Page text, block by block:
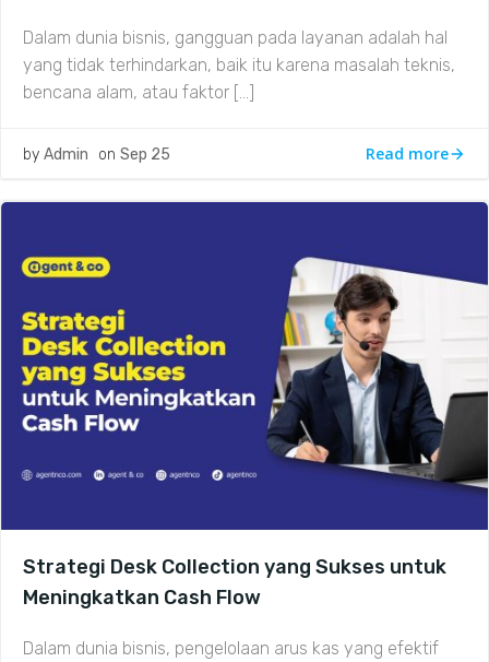
Dalam dunia bisnis, gangguan pada layanan adalah hal
yang tidak terhindarkan, baik itu karena masalah teknis,
bencana alam, atau faktor […]
by Admin on Sep 25 Read more
Strategi Desk Collection yang Sukses untuk
Meningkatkan Cash Flow
Dalam dunia bisnis, pengelolaan arus kas yang efektif